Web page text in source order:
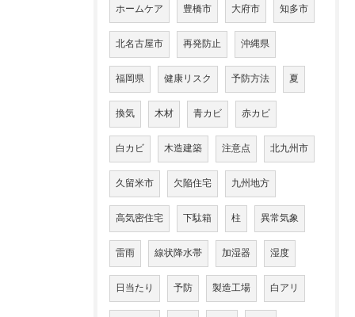
ホームケア 豊橋市 大府市 知多市
北名古屋市 再発防止 沖縄県
福岡県 健康リスク 予防方法 夏
換気 木材 青カビ 赤カビ
白カビ 木造建築 注意点 北九州市
久留米市 欠陥住宅 九州地方
高気密住宅 下駄箱 柱 異常気象
雷雨 線状降水帯 加湿器 湿度
日当たり 予防 製造工場 白アリ